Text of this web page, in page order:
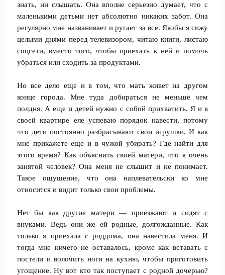
знать, ни слышать. Она вполне серьезно думает, что с
маленькими детьми нет абсолютно никаких забот. Она
регулярно мне названивает и ругает за все. Якобы я сижу
целыми днями перед телевизором, читаю книги, листаю
соцсети, вместо того, чтобы приехать к ней и помочь
убраться или сходить за продуктами.
Но все дело еще и в том, что мать живет на другом
конце города. Мне туда добираться не меньше чем
полдня. А еще и детей нужно с собой прихватить. Я и в
своей квартире еле успеваю порядок навести, потому
что дети постоянно разбрасывают свои игрушки. И как
мне прикажете еще и в чужой убирать? Где найти для
этого время? Как объяснить своей матери, что я очень
занятой человек? Она меня не слышит и не понимает.
Такое ощущение, что она наплевательски ко мне
относится и видит только свои проблемы.
Нет бы как другие матери — приезжают и сидят с
внуками. Ведь они же ей родные, долгожданные. Как
только я приехала с роддома, она навестила меня. И
тогда мне ничего не оставалось, кроме как вставать с
постели и волочить ноги на кухню, чтобы приготовить
угощение. Ну вот кто так поступает с родной дочерью?